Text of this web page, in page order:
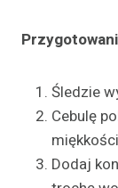
Śledzie
Cebulę
Dodaj